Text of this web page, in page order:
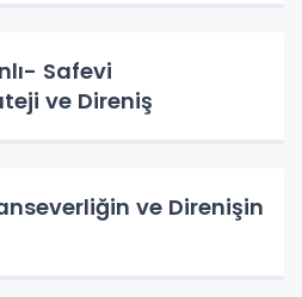
Safevi
ve Direniş
ve Direnişin